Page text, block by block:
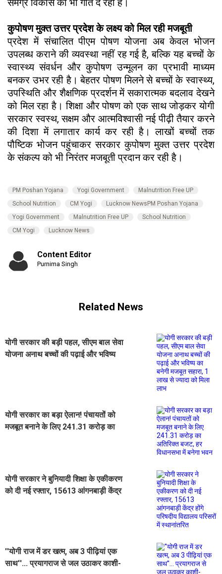
समग्र विकास को भी गति दे रही है।
कुपोषण मुक्त उत्तर प्रदेश के लक्ष्य को मिल रही मजबूती
प्रदेश में संचालित पीएम पोषण योजना अब केवल भोजन
उपलब्ध कराने की व्यवस्था नहीं रह गई है, बल्कि यह बच्चों के
स्वास्थ्य संवर्धन और कुपोषण उन्मूलन का प्रभावी माध्यम
बनकर उभर रही है। बेहतर पोषण मिलने से बच्चों के स्वास्थ्य,
उपस्थिति और शैक्षणिक प्रदर्शन में सकारात्मक बदलाव देखने
को मिल रहा है। शिक्षा और पोषण को एक साथ जोड़कर योगी
सरकार स्वस्थ, सक्षम और आत्मविश्वासी नई पीढ़ी तैयार करने
की दिशा में लगातार कार्य कर रही है। लाखों बच्चों तक
पौष्टिक भोजन पहुंचाकर सरकार कुपोषण मुक्त उत्तर प्रदेश
के संकल्प को भी निरंतर मजबूती प्रदान कर रही है।
PM Poshan Yojana Yogi Government
Malnutrition Free UP
School Nutrition
CM Yogi
Lucknow NewsPM Poshan Yojana
Yogi Government
Malnutrition Free UP
School Nutrition
CM Yogi
Lucknow News
Content Editor
Purnima Singh
Related News
योगी सरकार की बड़ी पहल, सीएम बाल सेवा
योजना अनाथ बच्चों की पढ़ाई और भविष्य
योगी सरकार का बड़ा ऐलान! पंचायतों को
मजबूत बनाने के लिए 241.31 करोड़ का
योगी सरकार ने बुनियादी शिक्षा के एकीकरण
को दी नई रफ्तार, 15613 आंगनबाड़ी केंद्र
''योगी राज में डर खत्म, अब 3 पीढ़ियां एक
साथ''... प्रयागराज से जल उठाकर काशी-